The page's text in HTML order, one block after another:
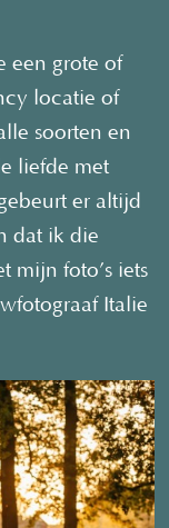
een grote of
locatie of
soorten en
liefde met
er altijd
dat ik die
mijn foto’s iets
Italie